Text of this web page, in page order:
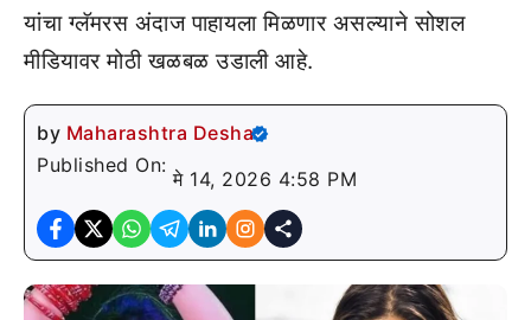
यांचा ग्लॅमरस अंदाज पाहायला मिळणार असल्याने सोशल
मीडियावर मोठी खळबळ उडाली आहे.
by Maharashtra Desha
Published On:
मे 14, 2026 4:58 PM